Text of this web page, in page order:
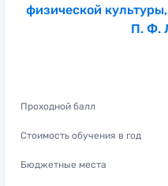
физической
П. Ф.
Проходной балл
Стоимость обучения в год
Бюджетные места